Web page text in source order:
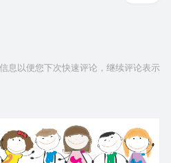
息以便您下次快速评论，继续评论表示